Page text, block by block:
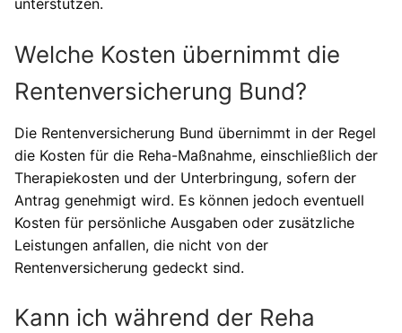
unterstützen.
Welche Kosten übernimmt die
Rentenversicherung Bund?
Die Rentenversicherung Bund übernimmt in der Regel
die Kosten für die Reha-Maßnahme, einschließlich der
Therapiekosten und der Unterbringung, sofern der
Antrag genehmigt wird. Es können jedoch eventuell
Kosten für persönliche Ausgaben oder zusätzliche
Leistungen anfallen, die nicht von der
Rentenversicherung gedeckt sind.
Kann ich während der Reha